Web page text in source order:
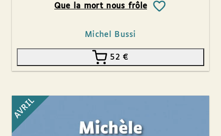
Que la mort nous frôle
Michel Bussi
52€
AVRIL